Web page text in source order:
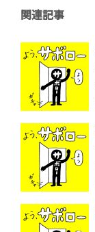
関連記事